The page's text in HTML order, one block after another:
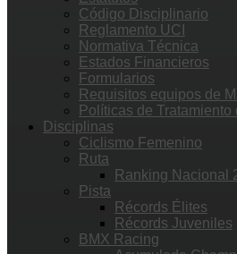
Código Disciplinario
Reglamento UCI
Normativa Técnica
Estados Financieros
Formularios
Requisitos equipos de
Políticas de
Disciplinas
Ciclismo Femenino
Ruta
Ranking Nacional
Pista
Récords Élites
Récords Juveniles
BMX Racing